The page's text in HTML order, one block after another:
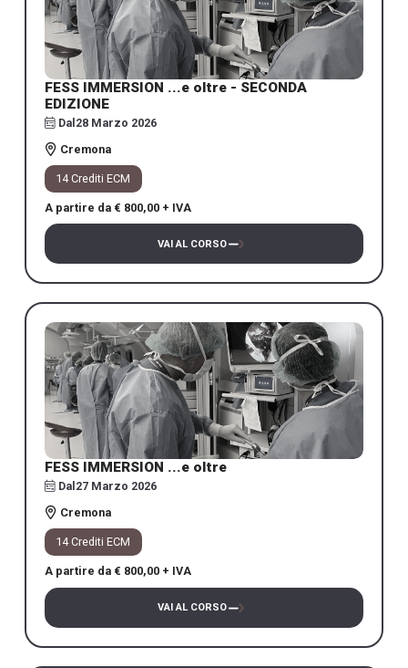
FESS IMMERSION ...e oltre - SECONDA
EDIZIONE
Dal 28 Marzo 2026
Cremona
14 Crediti ECM
A partire da € 800,00 + IVA
VAI AL CORSO
FESS IMMERSION ...e oltre
Dal 27 Marzo 2026
Cremona
14 Crediti ECM
A partire da € 800,00 + IVA
VAI AL CORSO